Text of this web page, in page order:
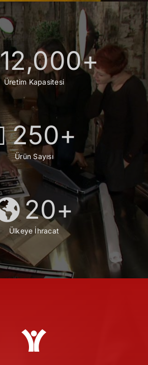
12,000+
Üretim Kapasitesi
250+
Ürün Sayısı
20+
Ülkeye İhracat